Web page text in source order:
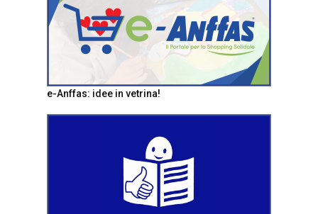
e-Anffas: idee in vetrina!